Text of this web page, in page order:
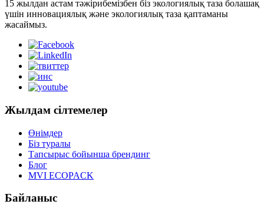
15 жылдан астам тәжірибемізбен біз экологиялық таза болашақ
үшін инновациялық және экологиялық таза қаптаманы
жасаймыз.
Жылдам сілтемелер
Өнімдер
Біз туралы
Тапсырыс бойынша брендинг
Блог
MVI ECOPACK
Байланыс